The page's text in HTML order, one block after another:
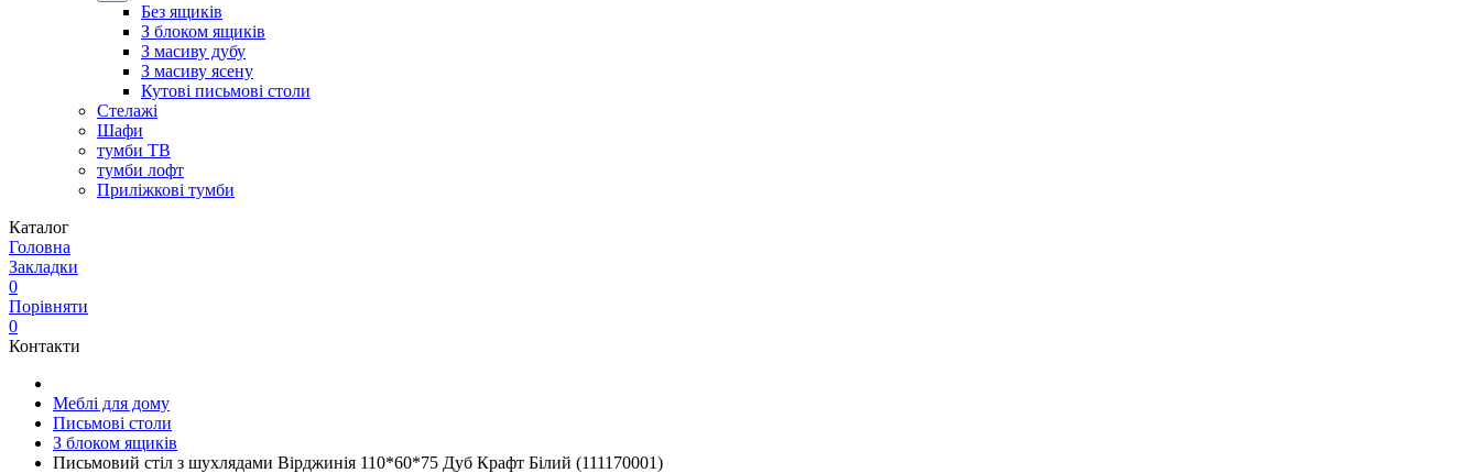
Без ящиків
З блоком ящиків
З масиву дубу
З масиву ясену
Кутові письмові столи
Стелажі
Шафи
тумби ТВ
тумби лофт
Приліжкові тумби
Каталог
Головна
Закладки
0
Порівняти
0
Контакти
Меблі для дому
Письмові столи
З блоком ящиків
Письмовий стіл з шухлядами Вірджинія 110*60*75 Дуб Крафт Білий (111170001)